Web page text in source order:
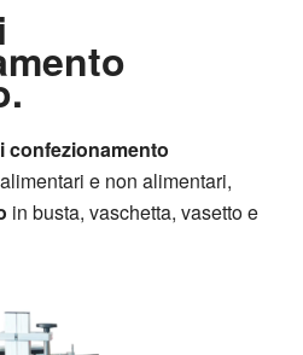
confezionamento
e non alimentari,
in busta, vaschetta, vasetto e